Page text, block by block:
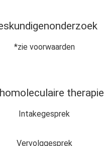
*zie voorwaarden
therapie
Intakegesprek
Vervolggesprek